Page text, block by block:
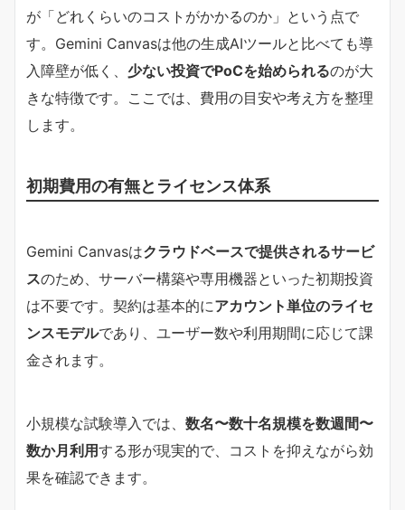
が「どれくらいのコストがかかるのか」という点で
す。Gemini Canvasは他の生成AIツールと比べても導
入障壁が低く、 少ない投資でPoCを始められるのが大
きな特徴です。ここでは、費用の目安や考え方を整理
します。
初期費用の有無とライセンス体系
Gemini Canvasはクラウドベースで提供されるサービ
スのため、サーバー構築や専用機器といった初期投資
は不要です。契約は基本的にアカウント単位のライセ
ンスモデルであり、ユーザー数や利用期間に応じて課
金されます。
小規模な試験導入では、 数名〜数十名規模を数週間〜
数か月利用する形が現実的で、コストを抑えながら効
果を確認できます。